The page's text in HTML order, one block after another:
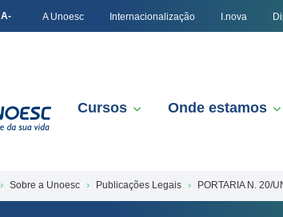
A- A Unoesc Internacionalização I.nova
Cursos Onde estamos
Sobre a Unoesc Publicações Legais PORTARIA N. 20/